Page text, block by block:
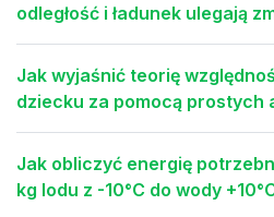
odległość i ładunek ulegają
Jak wyjaśnić teorię
dziecku za pomocą prostych
Jak obliczyć energię
kg lodu z -10°C do wody